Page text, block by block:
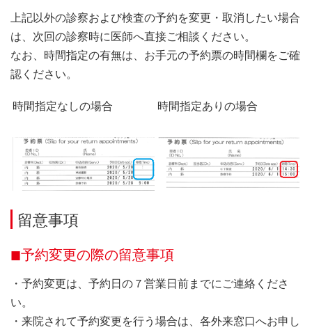
上記以外の診察および検査の予約を変更・取消したい場合
は、次回の診察時に医師へ直接ご相談ください。
なお、時間指定の有無は、お手元の予約票の時間欄をご確
認ください。
時間指定なしの場合 時間指定ありの場合
留意事項
予約変更の際の留意事項
・予約変更は、予約日の７営業日前までにご連絡くださ
い。
・来院されて予約変更を行う場合は、各外来窓口へお申し